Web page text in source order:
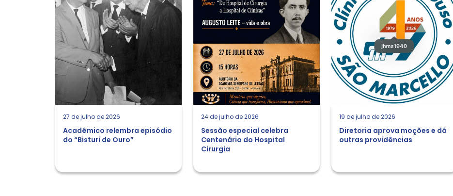
27 de julho de 2026
Acadêmico relembra episódio
do “Bisturi de Ouro”
24 de julho de 2026
Sessão especial celebra
Centenário do Hospital
Cirurgia
19 de julho de 2026
Diretoria aprova moções e dá
outras providências